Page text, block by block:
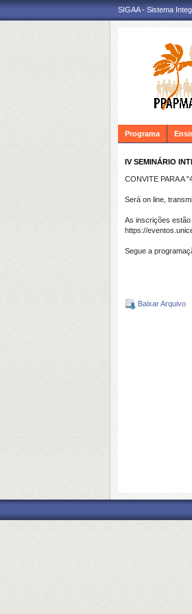
SIGAA - Sistema
Programa
IV SEMINÁRIO
CONVITE PARA A
Será on line,
As inscrições estão
https://
Segue a
Baixar Arquivo